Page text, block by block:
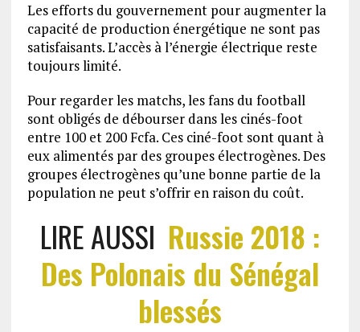
Les efforts du gouvernement pour augmenter la
capacité de production énergétique ne sont pas
satisfaisants. L’accès à l’énergie électrique reste
toujours limité.
Pour regarder les matchs, les fans du football
sont obligés de débourser dans les cinés-foot
entre 100 et 200 Fcfa. Ces ciné-foot sont quant à
eux alimentés par des groupes électrogènes. Des
groupes électrogènes qu’une bonne partie de la
population ne peut s’offrir en raison du coût.
LIRE AUSSI Russie 2018 :
Des Polonais du Sénégal
blessés